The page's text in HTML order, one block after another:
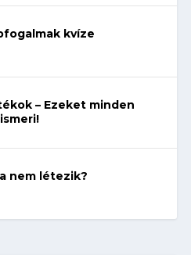
kvíze
– Ezeket minden
nem létezik?